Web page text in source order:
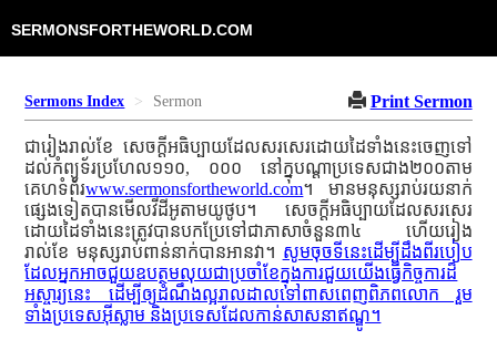
SERMONSFORTHEWORLD.COM
Sermons Index Sermon Print Sermon
ជារៀងរាល់ខែ សេចក្ដីអធិប្បាយដែលសរសេរដោយដៃទាំងនេះចេញទៅ
ដល់កំព្យូទ័រប្រហែល១១០, ០០០ នៅក្នុបណ្ដាប្រទេសជាង២០០តាម
គេហទំព័រwww.sermonsfortheworld.com។ មានមនុស្សរាប់រយនាក់
ផ្សេងទៀតបានមើលវីដីអូតាមយូថូប។ សេចក្ដីអធិប្បាយដែលសរសេរ
ដោយដៃទាំងនេះត្រូវបានបកប្រែទៅជាភាសាចំនួន៣៤ ហើយរៀង
រាល់ខែ មនុស្សរាប់ពាន់នាក់បានអានវា។ សូមចុចទីនេះដើម្បីដឹងពីរបៀប
ដែលអ្នកអាចជួយឧបត្ថមលុយជាប្រចាំខែក្នុងការជួយយើងធ្វើកិច្ចការដ៏
អស្ចារ្យនេះ ដើម្បីឲ្យដំណឹងល្អរាលដាលទៅពាសពេញពិភពលោក រួម
ទាំងប្រទេសអ៊ីស្លាម និងប្រទេសដែលកាន់សាសនាឥណ្ឌូ។